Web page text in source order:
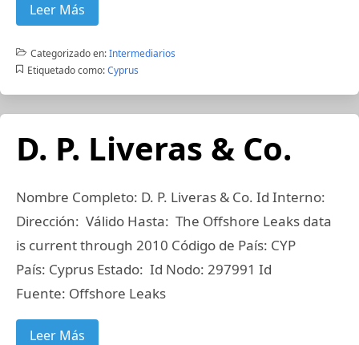
Leer Más
Categorizado en:Intermediarios
Etiquetado como: Cyprus
D. P. Liveras & Co.
Nombre Completo: D. P. Liveras & Co. Id Interno:
Dirección: Válido Hasta: The Offshore Leaks data
is current through 2010 Código de País: CYP
País: Cyprus Estado: Id Nodo: 297991 Id
Fuente: Offshore Leaks
Leer Más